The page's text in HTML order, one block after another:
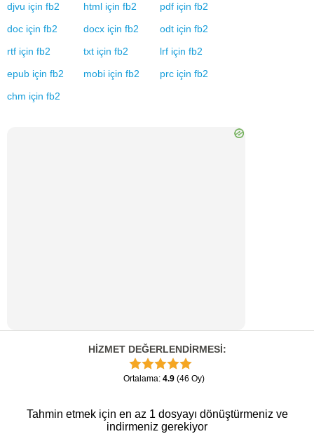
djvu için fb2 html için fb2 pdf için fb2
doc için fb2 docx için fb2 odt için fb2
rtf için fb2 txt için fb2 lrf için fb2
epub için fb2 mobi için fb2 prc için fb2
chm için fb2
HİZMET DEĞERLENDİRMESİ:
Ortalama: 4.9 (46 Oy)
Tahmin etmek için en az 1 dosyayı dönüştürmeniz ve
indirmeniz gerekiyor